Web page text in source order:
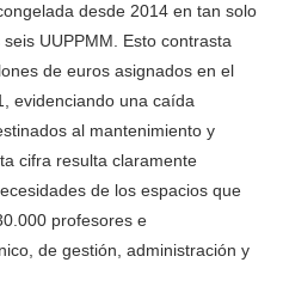
desde 2014 en tan solo
UUPPMM. Esto contrasta
de euros asignados en el
evidenciando una caída
al mantenimiento y
cifra resulta claramente
de los espacios que
profesores e
de gestión, administración y